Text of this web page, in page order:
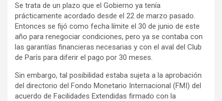
Se trata de un plazo que el Gobierno ya tenía
prácticamente acordado desde el 22 de marzo pasado.
Entonces se fijó como fecha límite el 30 de junio de este
año para renegociar condiciones, pero ya se contaba con
las garantías financieras necesarias y con el aval del Club
de París para diferir el pago por 30 meses.
Sin embargo, tal posibilidad estaba sujeta a la aprobación
del directorio del Fondo Monetario Internacional (FMI) del
acuerdo de Facilidades Extendidas firmado con la